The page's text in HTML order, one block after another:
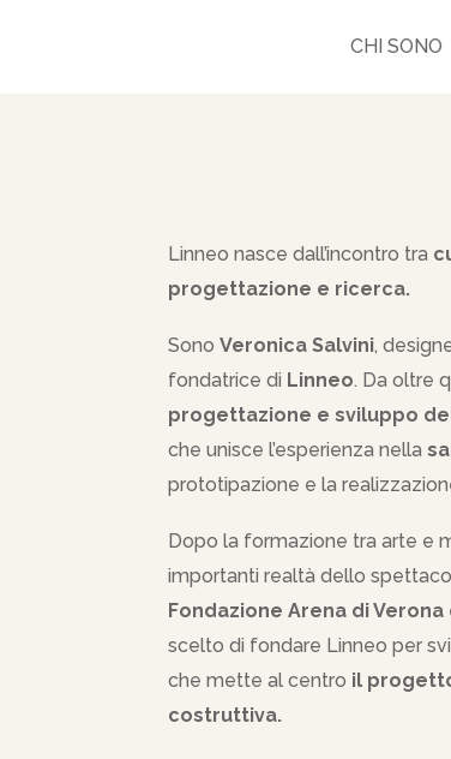
CHI SONO
Linneo nasce dall’incontro tra
progettazione e ricerca.
SonoVeronica Salvini,
fondatrice di Linneo. Da oltre
progettazione e sviluppo
che unisce l’esperienza nella
prototipazione e la
Dopo la formazione tra arte e
importanti realtà dello
Fondazione Arena di Verona
scelto di fondare Linneo per
che mette al centro il
costruttiva.